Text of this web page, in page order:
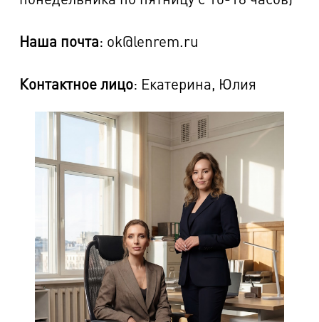
Наша почта: ok@lenrem.ru
Контактное лицо: Екатерина, Юлия